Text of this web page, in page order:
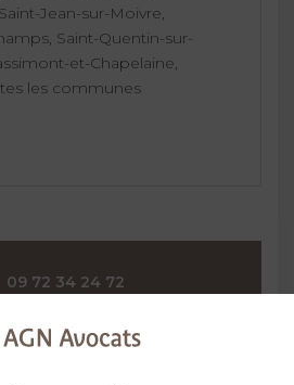
Jean-sur-Moivre,
Saint-Quentin-sur-
et-Chapelaine,
les communes
09 72 34 24 72